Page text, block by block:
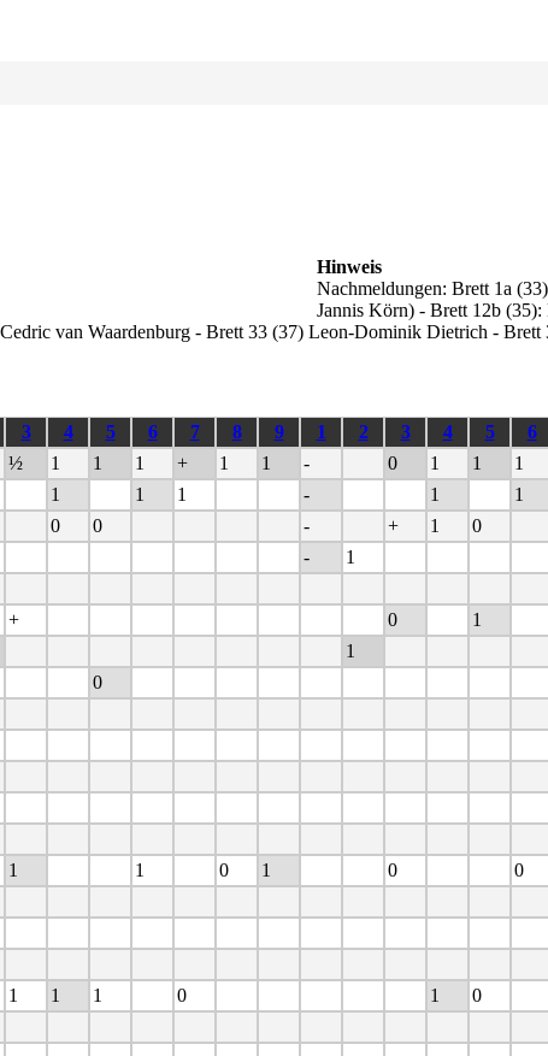
Hinweis
Nachmeldungen: Brett 1a
Jannis Körn) - Brett 12b
van Waardenburg - Brett 33 (37) Leon-Dominik Dietrich -
3 4 5 6 7 8 9 1 2 3 4 5 6
½ 1 1 1 + 1 1 - 0 1 1 1
1 1 1 - 1 1
0 0 - + 1 0
- 1
+ 0 1
1
0
1 1 0 1 0 0
1 1 1 0 1 0